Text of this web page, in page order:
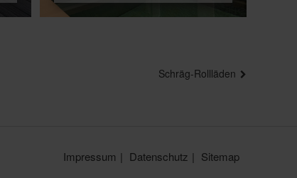
Schräg-Rollläden
Impressum Datenschutz
Sitemap